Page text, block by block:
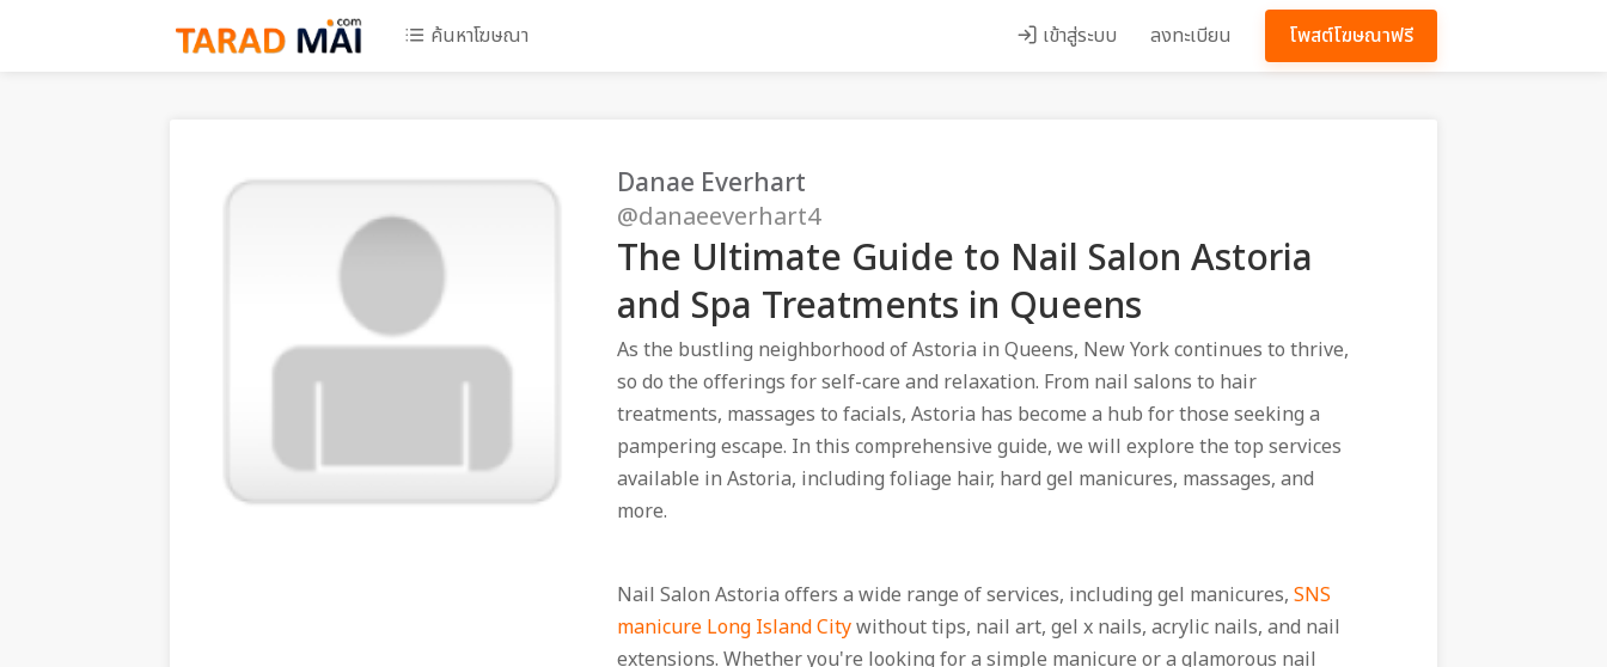
ค้นหาโฆษณา เข้าสู่ระบบ ลงทะเบียน โพสต์โฆษณาฟรี
Danae Everhart
@danaeeverhart4
The Ultimate Guide to Nail Salon Astoria
and Spa Treatments in Queens
As the bustling neighborhood of Astoria in Queens, New York continues to thrive,
so do the offerings for self-care and relaxation. From nail salons to hair
treatments, massages to facials, Astoria has become a hub for those seeking a
pampering escape. In this comprehensive guide, we will explore the top services
available in Astoria, including foliage hair, hard gel manicures, massages, and
more.
Nail Salon Astoria offers a wide range of services, including gel manicures, SNS
manicure Long Island Citywithout tips, nail art, gel x nails, acrylic nails, and nail
extensions. Whether you're looking for a simple manicure or a glamorous nail